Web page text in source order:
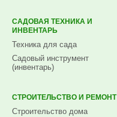
САДОВАЯ ТЕХНИКА И
ИНВЕНТАРЬ
Техника для сада
Садовый инструмент
(инвентарь)
СТРОИТЕЛЬСТВО И РЕМОНТ
Строительство дома